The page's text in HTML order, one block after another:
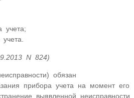
учета;
N 824)
обязан
прибора учета на момент его
выявленной неисправности